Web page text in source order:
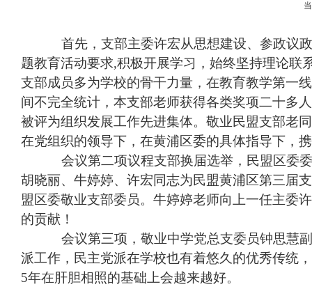
首先，支部主委许宏从思想建设、参政议
题教育活动要求,积极开展学习，始终坚持理论联
支部成员多为学校的骨干力量，在教育教学第一
间不完全统计，本支部老师获得各类奖项二十多
被评为组织发展工作先进集体。敬业民盟支部老
在党组织的领导下，在黄浦区委的具体指导下，
会议第二项议程支部换届选举，民盟区委
胡晓丽、牛婷婷、许宏同志为民盟黄浦区第三届
盟区委敬业支部委员。牛婷婷老师向上一任主委
的贡献！
会议第三项，敬业中学党总支委员钟思慧
派工作，民主党派在学校也有着悠久的优秀传统
5年在肝胆相照的基础上会越来越好。